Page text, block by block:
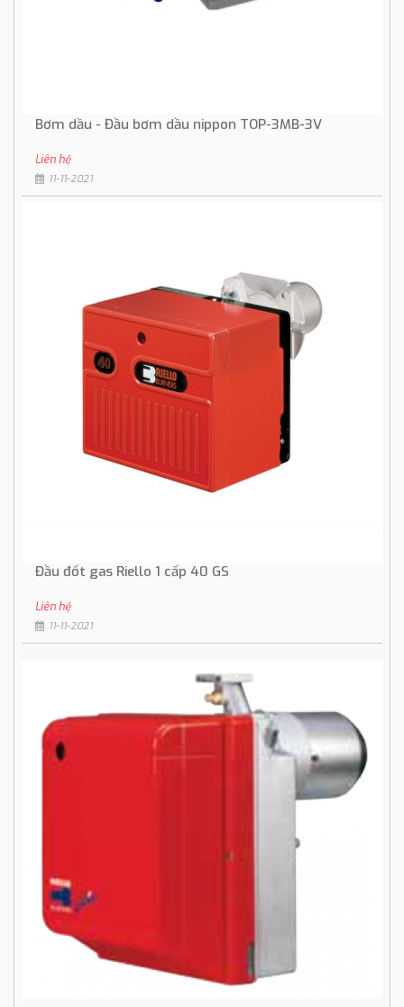
Bơm dầu - Đầu bơm dầu nippon TOP-3MB-3V
Liên hệ
11-11-2021
Đầu đốt gas Riello 1 cấp 40 GS
Liên hệ
11-11-2021